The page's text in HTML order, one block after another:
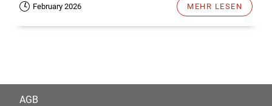
February 2026 MEHR LESEN
AGB